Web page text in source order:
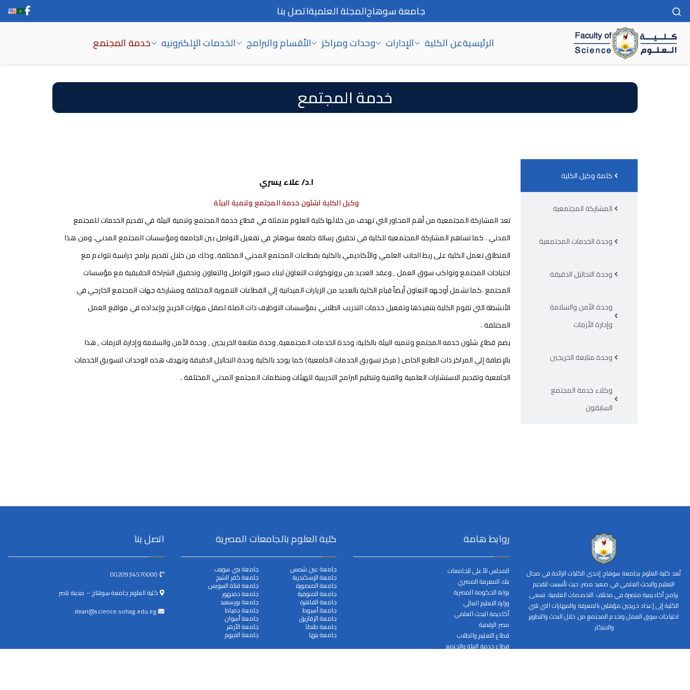
جامعة سوهاجالمجلة العلميةاتصل بنا
الرئيسيةعن الكلية الإدارات وحدات ومراكز الأقسام والبرامج الخدمات الإلكترونيه خدمة المجتمع
خدمة المجتمع
كلمة وكيل الكلية
المشاركة المجتمعية
وحدة الخدمات المجتمعية
وحدة التحاليل الدقيقة
وحدة الأمن والسلامة
وإدارة الأزمات
وحدة متابعة الخريجين
وكلاء خدمة المجتمع
السابقون
ا.د/ علاء يسري
وكيل الكلية لشئون خدمة المجتمع وتنمية البيئة
تعد المشاركة المجتمعية من أهم المحاور التي تهدف من خلالها كلية العلوم متمثلة في قطاع خدمة المجتمع وتنمية البيئة في تقديم الخدمات للمجتمع
المدني . كما تساهم المشاركة المجتمعية للكلية في تحقيق رسالة جامعة سوهاج في تفعيل التواصل بين الجامعة ومؤسسات المجتمع المدني. ومن هذا
المنطلق تعمل الكلية على ربط الجانب العلمي والأكاديمي بالكلية بقطاعات المجتمع المدني المختلفة, وذلك من خلال تقديم برامج دراسية تتواءم مع
احتياجات المجتمع وتواكب سوق العمل , وعقد العديد من بروتوكولات التعاون لبناء جسور التواصل والتعاون وتحقيق الشراكة الحقيقية مع مؤسسات
المجتمع .كما تشمل أوجهه التعاون أيضاً قيام الكلية بالعديد من الزيارات الميدانية إلي القطاعات التنموية المختلقة ومشاركة جهات المجتمع الخارجي في
الأنشطة التي تقوم الكلية بتنفيذها وتفعيل خدمات التدريب الطلابي بمؤسسات التوظيف ذات الصلة لصقل مهارات الخريج وإعداده في مواقع العمل
المختلفة .
يضم قطاع شئون خدمه المجتمع وتنميه البيئة بالكلية: وحدة الخدمات المجتمعية, وحدة متابعة الخريجين , وحدة الأمن والسلامة وإدارة الازمات , هذا
بالإضافة إلي المراكز ذات الطابع الخاص ( مركز تسويق الخدمات الجامعية) كما يوجد بالكلية وحدة التحاليل الدقيقة وتهدف هذه الوحدات لتسويق الخدمات
الجامعية وتقديم الاستشارات العلمية والفنية وتنظيم البرامج التدريبية للهيئات ومنظمات المجتمع المدني المختلفة .
تُعد كلية العلوم بجامعة سوهاج إحدى الكليات الرائدة في مجال
التعليم والبحث العلمي في صعيد مصر، حيث تأسست لتقديم
برامج أكاديمية متميزة في مختلف التخصصات العلمية. تسعى
الكلية إلى إعداد خريجين مؤهلين بالمعرفة والمهارات التي تلبي
احتياجات سوق العمل وتخدم المجتمع من خلال البحث والتطوير
والابتكار.
روابط هامة
المجلس الأعلى للجامعات
بنك المعرفة المصري
بوابة الحكومة المصرية
وزارة التعليم العالي
أكاديمة البحث العلمي
مصر الرقمية
قطاع التعليم والطلاب
قطاع خدمة البيئة والجنمع
كلية العلوم بالجامعات المصرية
جامعة عين شمس
جامعة الإسكندرية
جامعة المنصورة
جامعة المنوفية
جامعة القاهرة
جامعة أسيوط
جامعة الزقازيق
جامعة طنطا
جامعة بنها
جامعة بني سويف
جامعة كفر الشيخ
جامعة قناة السويس
جامعة دمنهور
جامعة بورسعيد
جامعة دمياط
جامعة أسوان
جامعة الأزهر
جامعة الفيوم
اتصل بنا
كلية العلوم جامعة سوهاج – مدينة ناصر